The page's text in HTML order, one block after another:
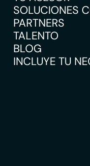
SOLUCIONES
PARTNERS
TALENTO
BLOG
INCLUYE TU